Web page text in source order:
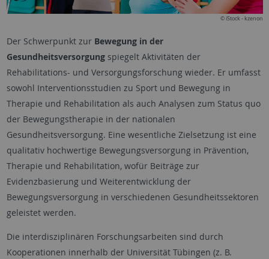
© iStock - kzenon
Der Schwerpunkt zur Bewegung in der
Gesundheitsversorgungspiegelt Aktivitäten der
Rehabilitations- und Versorgungsforschung wieder. Er umfasst
sowohl Interventionsstudien zu Sport und Bewegung in
Therapie und Rehabilitation als auch Analysen zum Status quo
der Bewegungstherapie in der nationalen
Gesundheitsversorgung. Eine wesentliche Zielsetzung ist eine
qualitativ hochwertige Bewegungsversorgung in Prävention,
Therapie und Rehabilitation, wofür Beiträge zur
Evidenzbasierung und Weiterentwicklung der
Bewegungsversorgung in verschiedenen Gesundheitssektoren
geleistet werden.
Die interdisziplinären Forschungsarbeiten sind durch
Kooperationen innerhalb der Universität Tübingen (z. B.